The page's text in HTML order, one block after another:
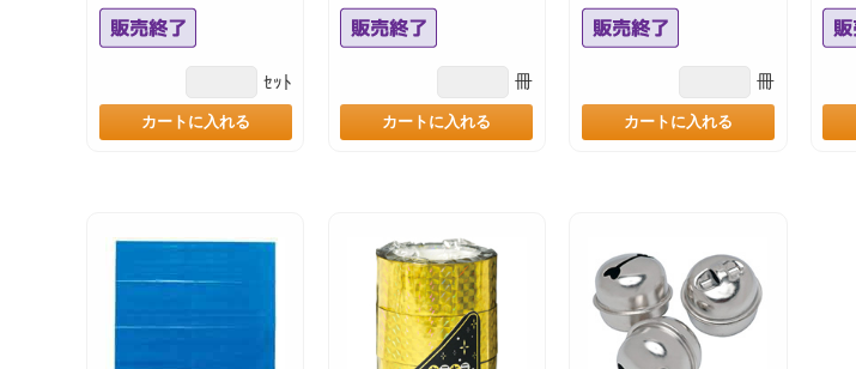
ｾｯﾄ
カートに入れる
冊
カートに入れる
冊
カートに入れる